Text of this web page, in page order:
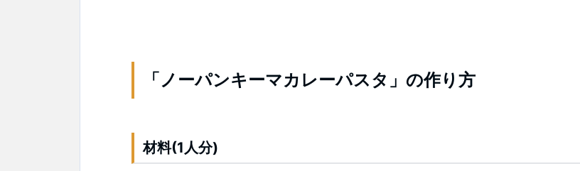
「ノーパンキーマカレーパスタ」の作り方
材料(1人分)